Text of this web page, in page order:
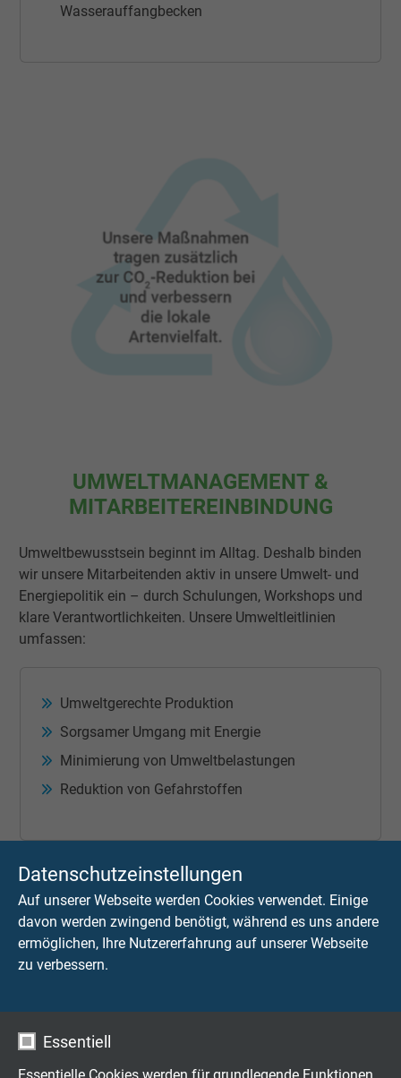
Datenschutzeinstellungen
Auf unserer Webseite werden Cookies verwendet. Einige
davon werden zwingend benötigt, während es uns andere
ermöglichen, Ihre Nutzererfahrung auf unserer Webseite
zu verbessern.
Essentiell
Wasserauffangbecken
UMWELTMANAGEMENT &
MITARBEITEREINBINDUNG
Umweltbewusstsein beginnt im Alltag. Deshalb binden
wir unsere Mitarbeitenden aktiv in unsere Umwelt- und
Energiepolitik ein – durch Schulungen, Workshops und
klare Verantwortlichkeiten. Unsere Umweltleitlinien
umfassen:
Umweltgerechte Produktion
Sorgsamer Umgang mit Energie
Minimierung von Umweltbelastungen
Reduktion von Gefahrstoffen
Einhaltung aller gesetzlichen Vorgaben
Erfassung und Auswertung von Umweltkosten
Förderung des Umweltschutzes auch bei